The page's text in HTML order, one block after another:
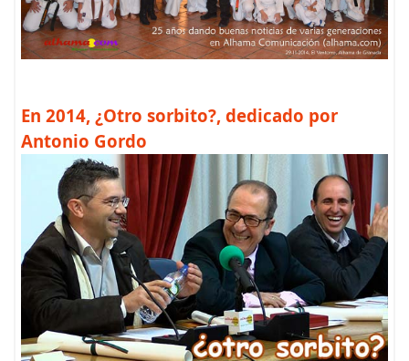
En 2014, ¿Otro sorbito?, dedicado por
Antonio Gordo